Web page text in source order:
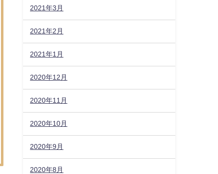
2021年3月
2021年2月
2021年1月
2020年12月
2020年11月
2020年10月
2020年9月
2020年8月